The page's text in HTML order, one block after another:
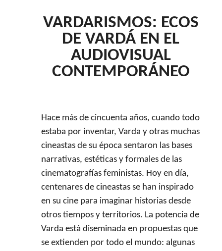
VARDARISMOS: ECOS
DE VARDÁ EN EL
AUDIOVISUAL
CONTEMPORÁNEO
Hace más de cincuenta años, cuando todo
estaba por inventar, Varda y otras muchas
cineastas de su época sentaron las bases
narrativas, estéticas y formales de las
cinematografías feministas. Hoy en día,
centenares de cineastas se han inspirado
en su cine para imaginar historias desde
otros tiempos y territorios. La potencia de
Varda está diseminada en propuestas que
se extienden por todo el mundo: algunas